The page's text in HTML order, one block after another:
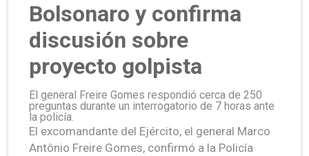
Bolsonaro y confirma
discusión sobre
proyecto golpista
El general Freire Gomes respondió cerca de 250
preguntas durante un interrogatorio de 7 horas ante
la policía.
El excomandante del Ejército, el general Marco
Antônio Freire Gomes, confirmó a la Policía